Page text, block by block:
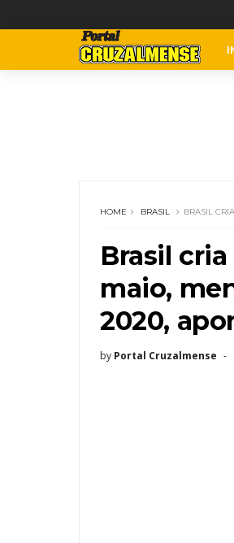
HOME BRASIL BRASIL
Brasil
maio,
2020,
by Portal Cruzalmense